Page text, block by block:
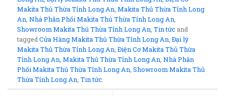
Makita Thủ Thừa Tỉnh Long An ,Makita Thủ Thừa Tỉnh Long
An ,Nhà Phân Phối Makita Thủ Thừa Tỉnh Long An
Showroom Makita Thủ Thừa Tỉnh Long An ,Tin tức and
taggedCửa Hàng Makita Thủ Thừa Tỉnh Long An ,Đại lý
Makita Thủ Thừa Tỉnh Long An ,Điện Cơ Makita Thủ Thừa
Tỉnh Long An ,Makita Thủ Thừa Tỉnh Long An ,Nhà Phân
Phối Makita Thủ Thừa Tỉnh Long An ,Showroom Makita Thủ
Thừa Tỉnh Long An ,Tin tức